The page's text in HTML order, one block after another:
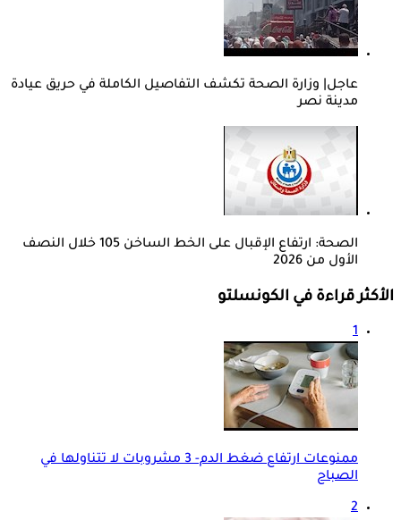
عاجل| وزارة الصحة تكشف التفاصيل الكاملة في حريق عيادة
مدينة نصر
الصحة: ارتفاع الإقبال على الخط الساخن 105 خلال النصف
الأول من 2026
الأكثر قراءة في الكونسلتو
1
ممنوعات ارتفاع ضغط الدم- 3 مشروبات لا تتناولها في
الصباح
2